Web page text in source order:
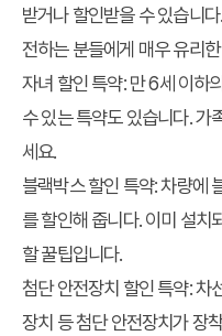
받거나 할인받을 수 있습니
전하는 분들에게 매우 유리
자녀 할인 특약:만 6세 이하
수 있는 특약도 있습니다. 가
세요.
블랙박스 할인 특약:차량에
를 할인해 줍니다. 이미 설치
할 꿀팁입니다.
첨단 안전장치 할인 특약:차
장치 등 첨단 안전장치가 장